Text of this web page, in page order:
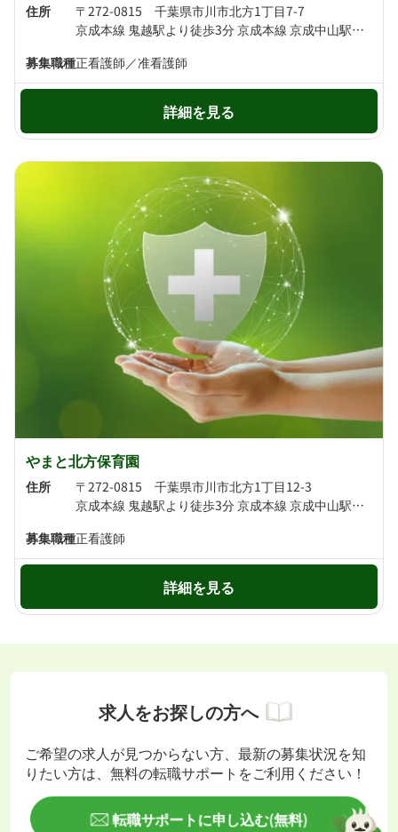
住所
〒272-0815 千葉県市川市北方1丁目7-7
京成本線 鬼越駅より徒歩3分 京成本線 京成中山駅より徒歩10分
募集職種正看護師／准看護師
詳細を見る
やまと北方保育園
住所
〒272-0815 千葉県市川市北方1丁目12-3
京成本線 鬼越駅より徒歩3分 京成本線 京成中山駅より徒歩9分
募集職種正看護師
詳細を見る
求人をお探しの方へ
ご希望の求人が見つからない方、最新の募集状況を知
りたい方は、無料の転職サポートをご利用ください！
転職サポートに申し込む(無料)